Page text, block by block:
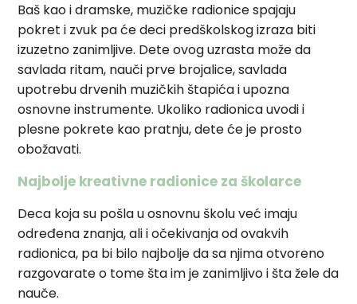
Baš kao i dramske, muzičke radionice spajaju
pokret i zvuk pa će deci predškolskog izraza biti
izuzetno zanimljive. Dete ovog uzrasta može da
savlada ritam, nauči prve brojalice, savlada
upotrebu drvenih muzičkih štapića i upozna
osnovne instrumente. Ukoliko radionica uvodi i
plesne pokrete kao pratnju, dete će je prosto
obožavati.
Najbolje kreativne radionice za školarce
Deca koja su pošla u osnovnu školu već imaju
određena znanja, ali i očekivanja od ovakvih
radionica, pa bi bilo najbolje da sa njima otvoreno
razgovarate o tome šta im je zanimljivo i šta žele da
nauče.